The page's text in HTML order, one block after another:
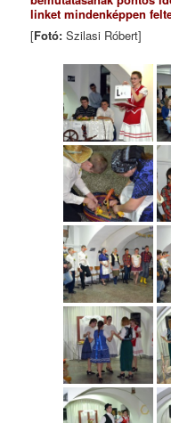
linket mindenképpen
[Fotó: Szilasi Róbert]